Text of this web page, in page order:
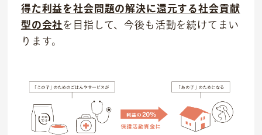
得た利益を社会問題の解決に還元する社会貢献
型の会社を⽬指して、今後も活動を続けてまい
ります。